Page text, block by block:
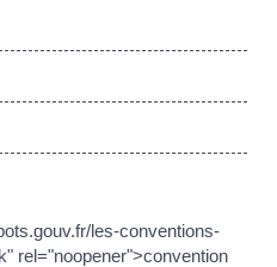
les-conventions-
rel="noopener">convention